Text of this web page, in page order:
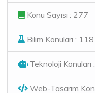
Konu Sayısı : 277
Bilim Konuları : 118
Teknoloji Konuları
Web-Tasarım